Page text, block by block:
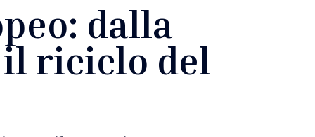
dalla
riciclo del